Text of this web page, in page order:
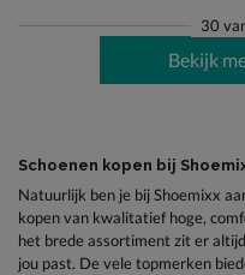
30
Bekijk
Schoenen kopen bij
Natuurlijk ben je bij Shoemixx
kopen van kwalitatief hoge,
het brede assortiment zit er
jou past. De vele topmerken